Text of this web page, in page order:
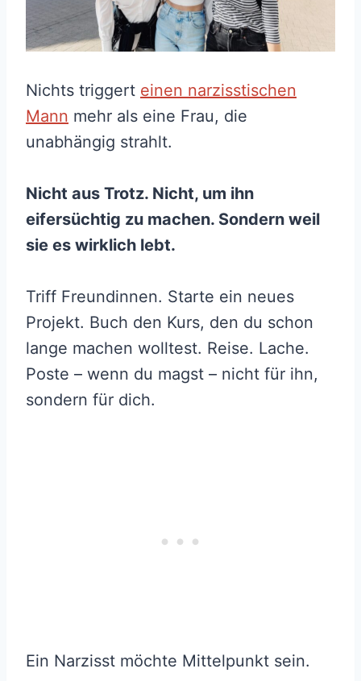
Nichts triggert einen narzisstischen
Mann mehr als eine Frau, die
unabhängig strahlt.
Nicht aus Trotz. Nicht, um ihn
eifersüchtig zu machen. Sondern weil
sie es wirklich lebt.
Triff Freundinnen. Starte ein neues
Projekt. Buch den Kurs, den du schon
lange machen wolltest. Reise. Lache.
Poste – wenn du magst – nicht für ihn,
sondern für dich.
Ein Narzisst möchte Mittelpunkt sein.